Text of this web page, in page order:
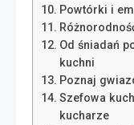
Powtórki i
Od śniadań
kuchni
Poznaj
Szefowa
kucharze